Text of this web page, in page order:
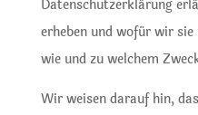
Datenschutzerklärung
erheben und wofür wir
wie und zu welchem
Wir weisen darauf hin,